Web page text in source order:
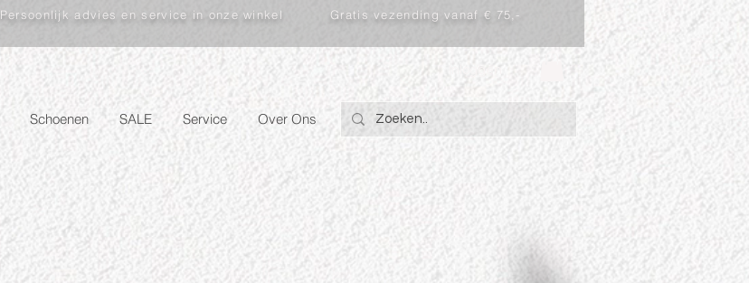
Persoonlijk advies en service in onze winkel Gratis vezending vanaf € 75,-
Inloggen
Schoenen SALE Service Over Ons